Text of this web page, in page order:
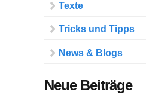
Texte
Tricks und Tipps
News & Blogs
Neue Beiträge